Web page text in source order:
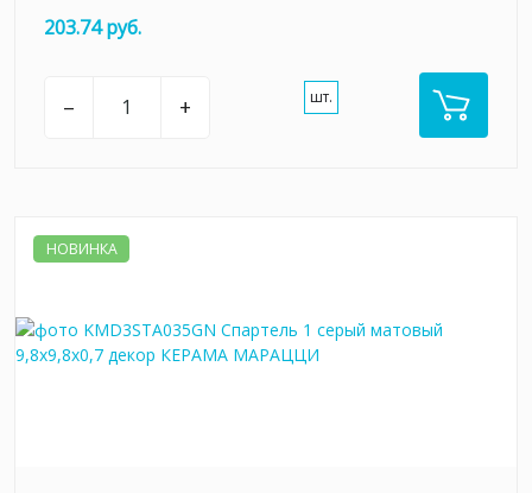
203.74 руб.
– + шт.
НОВИНКА